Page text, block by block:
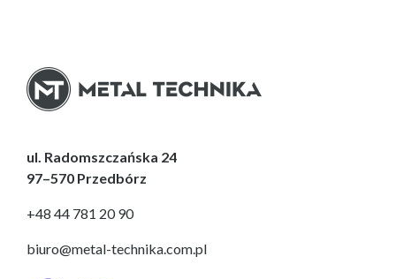
ul. Radomszczańska 24
97–570 Przedbórz
+48 44 781 20 90
biuro@metal-technika.com.pl